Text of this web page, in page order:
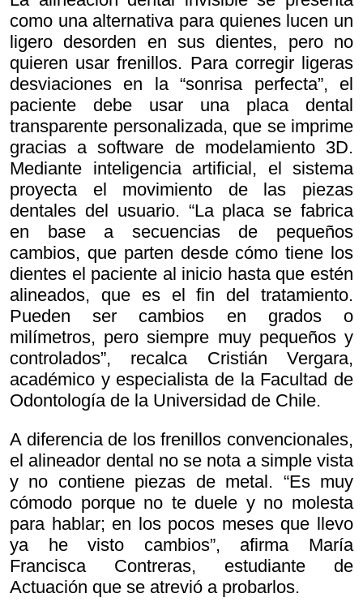
como una alternativa para quienes lucen un
ligero desorden en sus dientes, pero no
quieren usar frenillos. Para corregir ligeras
desviaciones en la “sonrisa perfecta”, el
paciente debe usar una placa dental
transparente personalizada, que se imprime
gracias a software de modelamiento 3D.
Mediante inteligencia artificial, el sistema
proyecta el movimiento de las piezas
dentales del usuario. “La placa se fabrica
en base a secuencias de pequeños
cambios, que parten desde cómo tiene los
dientes el paciente al inicio hasta que estén
alineados, que es el fin del tratamiento.
Pueden ser cambios en grados o
milímetros, pero siempre muy pequeños y
controlados”, recalca Cristián Vergara,
académico y especialista de la Facultad de
Odontología de la Universidad de Chile.
A diferencia de los frenillos convencionales,
el alineador dental no se nota a simple vista
y no contiene piezas de metal. “Es muy
cómodo porque no te duele y no molesta
para hablar; en los pocos meses que llevo
ya he visto cambios”, afirma María
Francisca Contreras, estudiante de
Actuación que se atrevió a probarlos.